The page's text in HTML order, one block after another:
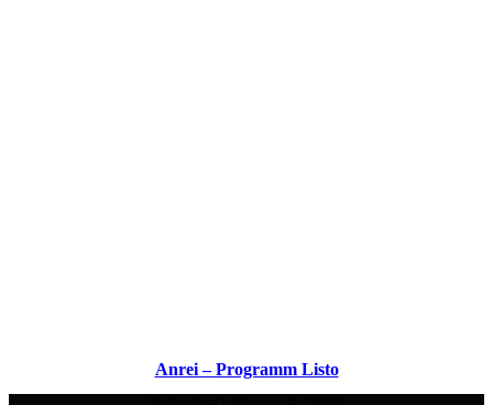
Anrei – Programm Listo